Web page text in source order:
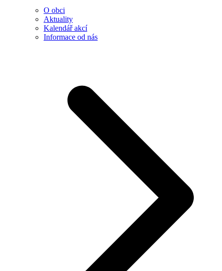
O obci
Aktuality
Kalendář akcí
Informace od nás